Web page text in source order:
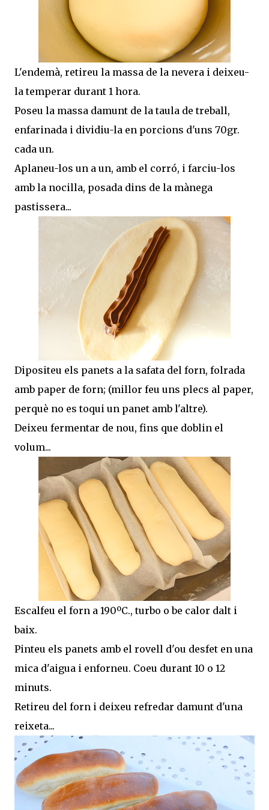
L'endemà, retireu la massa de la nevera i deixeu-
la temperar durant 1 hora.
Poseu la massa damunt de la taula de treball,
enfarinada i dividiu-la en porcions d'uns 70gr.
cada un.
Aplaneu-los un a un, amb el corró, i farciu-los
amb la nocilla, posada dins de la mànega
pastissera...
Dipositeu els panets a la safata del forn, folrada
amb paper de forn; (millor feu uns plecs al paper,
perquè no es toqui un panet amb l'altre).
Deixeu fermentar de nou, fins que doblin el
volum...
Escalfeu el forn a 190ºC., turbo o be calor dalt i
baix.
Pinteu els panets amb el rovell d'ou desfet en una
mica d'aigua i enforneu. Coeu durant 10 o 12
minuts.
Retireu del forn i deixeu refredar damunt d'una
reixeta...